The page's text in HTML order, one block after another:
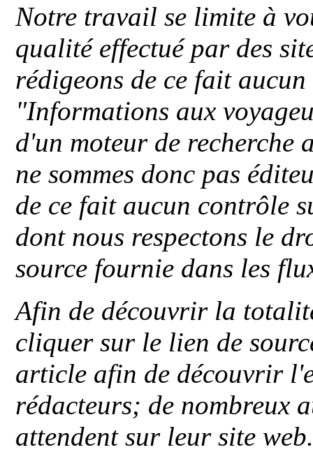
Notre travail se limite à
qualité effectué par des
rédigeons de ce fait
"Informations aux
d'un moteur de recherche
ne sommes donc pas
de ce fait aucun contrôle
dont nous respectons le
source fournie dans les
Afin de découvrir la
cliquer sur le lien de
article afin de découvrir
rédacteurs; de nombreux
attendent sur leur site